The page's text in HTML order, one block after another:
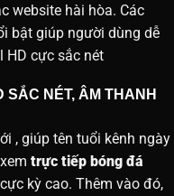
website hài hòa. Các
bật giúp người dùng dễ
HD cực sắc nét
NÉT, ÂM THANH
, giúp tên tuổi kênh ngày
trực tiếp bóng đá
kỳ cao. Thêm vào đó,